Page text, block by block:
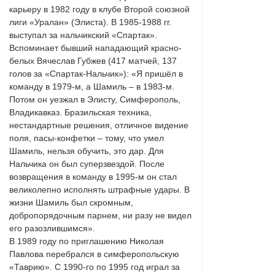
карьеру в 1982 году в клубе Второй союзной
лиги «Уралан» (Элиста). В 1985-1988 гг.
выступал за нальчикский «Спартак».
Вспоминает бывший нападающий красно-
белых Вячеслав Губжев (417 матчей, 137
голов за «Спартак-Нальчик»): «Я пришёл в
команду в 1979-м, а Шамиль – в 1983-м.
Потом он уезжал в Элисту, Симферополь,
Владикавказ. Бразильская техника,
нестандартные решения, отличное видение
поля, пасы-конфетки – тому, что умел
Шамиль, нельзя обучить, это дар. Для
Нальчика он был суперзвездой. После
возвращения в команду в 1995-м он стал
великолепно исполнять штрафные удары. В
жизни Шамиль был скромным,
добропорядочным парнем, ни разу не видел
его разозлившимся».
В 1989 году по приглашению Николая
Павлова перебрался в симферопольскую
«Таврию». С 1990-го по 1995 год играл за